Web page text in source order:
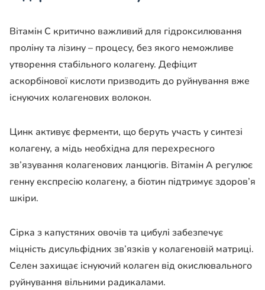
Вітамін С критично важливий для гідроксилювання
проліну та лізину – процесу, без якого неможливе
утворення стабільного колагену. Дефіцит
аскорбінової кислоти призводить до руйнування вже
існуючих колагенових волокон.
Цинк активує ферменти, що беруть участь у синтезі
колагену, а мідь необхідна для перехресного
зв’язування колагенових ланцюгів. Вітамін А регулює
генну експресію колагену, а біотин підтримує здоров’я
шкіри.
Сірка з капустяних овочів та цибулі забезпечує
міцність дисульфідних зв’язків у колагеновій матриці.
Селен захищає існуючий колаген від окислювального
руйнування вільними радикалами.